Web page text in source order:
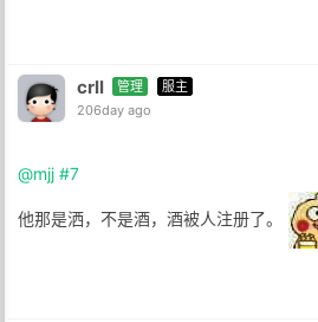
crll 管理
服主
206day ago
@mjj #7
他那是洒，不是酒，酒被人注册了。